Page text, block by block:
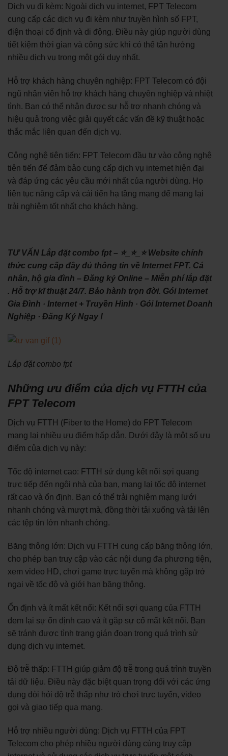
Dịch vụ đi kèm: Ngoài dịch vụ internet, FPT Telecom
cung cấp các dịch vụ đi kèm như truyền hình số FPT,
điện thoại cố định và di động. Điều này giúp người dùng
tiết kiệm thời gian và công sức khi có thể tận hưởng
nhiều dịch vụ trong một gói duy nhất.
Hỗ trợ khách hàng chuyên nghiệp: FPT Telecom có đội
ngũ nhân viên hỗ trợ khách hàng chuyên nghiệp và nhiệt
tình. Bạn có thể nhận được sự hỗ trợ nhanh chóng và
hiệu quả trong việc giải quyết các vấn đề kỹ thuật hoặc
thắc mắc liên quan đến dịch vụ.
Công nghệ tiên tiến: FPT Telecom đầu tư vào công nghệ
tiên tiến để đảm bảo cung cấp dịch vụ internet hiện đại
và đáp ứng các yêu cầu mới nhất của người dùng. Họ
liên tục nâng cấp và cải tiến hạ tầng mạng để mang lại
trải nghiệm tốt nhất cho khách hàng.
TƯ VẤN Lắp đặt combo fpt – ⭐_⭐_⭐ Website chính
thức cung cấp đầy đủ thông tin về Internet FPT. Cá
nhân, hộ gia đình – Đăng ký Online – Miễn phí lắp đặt
. Hỗ trợ kĩ thuật 24/7. Bảo hành trọn đời. ‎Gói Internet
Gia Đình · ‎Internet + Truyền Hình · ‎Gói Internet Doanh
Nghiệp · ‎Đăng Ký Ngay !
Lắp đặt combo fpt
Những ưu điểm của dịch vụ FTTH của
FPT Telecom
Dịch vụ FTTH (Fiber to the Home) do FPT Telecom
mang lại nhiều ưu điểm hấp dẫn. Dưới đây là một số ưu
điểm của dịch vụ này:
Tốc độ internet cao: FTTH sử dụng kết nối sợi quang
trực tiếp đến ngôi nhà của bạn, mang lại tốc độ internet
rất cao và ổn định. Bạn có thể trải nghiệm mạng lưới
nhanh chóng và mượt mà, đồng thời tải xuống và tải lên
các tệp tin lớn nhanh chóng.
Băng thông lớn: Dịch vụ FTTH cung cấp băng thông lớn,
cho phép bạn truy cập vào các nội dung đa phương tiện,
xem video HD, chơi game trực tuyến mà không gặp trở
ngại về tốc độ và giới hạn băng thông.
Ổn định và ít mất kết nối: Kết nối sợi quang của FTTH
đem lại sự ổn định cao và ít gặp sự cố mất kết nối. Bạn
sẽ tránh được tình trạng gián đoạn trong quá trình sử
dụng dịch vụ internet.
Độ trễ thấp: FTTH giúp giảm độ trễ trong quá trình truyền
tải dữ liệu. Điều này đặc biệt quan trọng đối với các ứng
dụng đòi hỏi độ trễ thấp như trò chơi trực tuyến, video
gọi và giao tiếp qua mạng.
Hỗ trợ nhiều người dùng: Dịch vụ FTTH của FPT
Telecom cho phép nhiều người dùng cùng truy cập